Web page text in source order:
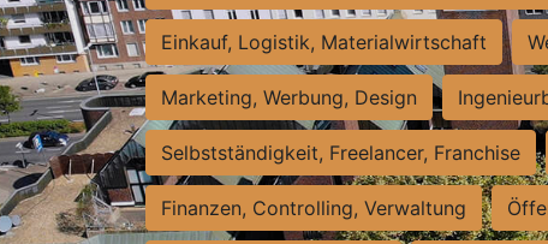
Einkauf, Logistik, Materialwirtschaft
Marketing, Werbung, Design
Selbstständigkeit, Freelancer, Franchise
Finanzen, Controlling, Verwaltung